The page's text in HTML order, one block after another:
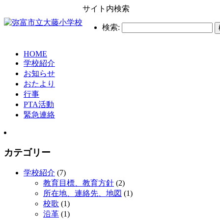
サイト内検索
検索:
HOME
学校紹介
お知らせ
おたより
行事
PTA活動
緊急連絡
カテゴリー
学校紹介 (7)
教育目標、教育方針 (2)
所在地、連絡先、地図 (1)
校歌 (1)
沿革 (1)